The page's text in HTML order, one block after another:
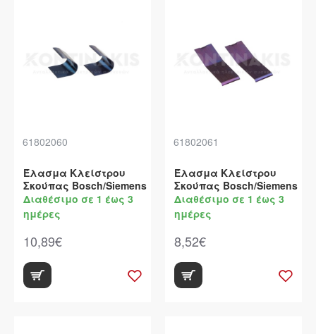
61802060
Έλασμα Κλείστρου
Σκούπας Bosch/Siemens
Διαθέσιμο σε 1 έως 3
ημέρες
10,89€
61802061
Έλασμα Κλείστρου
Σκούπας Bosch/Siemens
Διαθέσιμο σε 1 έως 3
ημέρες
8,52€